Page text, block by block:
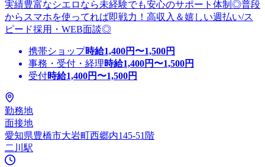
実績豊富なシエロなら未経験でも安心のサポート体制◎普段
からスマホを使ってれば即戦力！高収入＆嬉しい週払い/ス
ピード採用・WEB面談◎
携帯ショップ時給1,400円〜1,500円
事務・受付・経理時給1,400円〜1,500円
受付時給1,400円〜1,500円
勤務地
面接地
愛知県豊橋市大岩町西郷内145-51階
二川駅